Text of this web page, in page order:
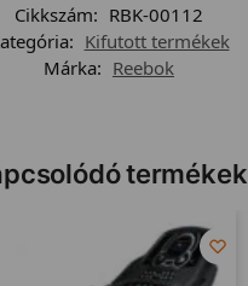
Cikkszám: RBK-00112
Kifutott termékek
Márka: Reebok
termékek